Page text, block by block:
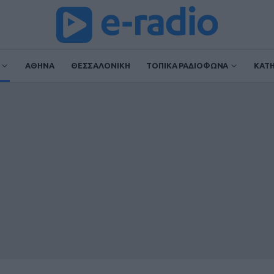
ΑΘΗΝΑ ΘΕΣΣΑΛΟΝΙΚΗ ΤΟΠΙΚΑ ΡΑΔΙΟΦΩΝΑ